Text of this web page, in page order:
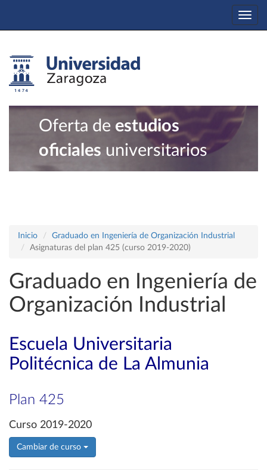
Oferta de estudios
oficiales universitarios
Inicio
Graduado en Ingeniería de Organización Industrial
Asignaturas del plan 425 (curso 2019-2020)
Graduado en Ingeniería de
Organización Industrial
Escuela Universitaria
Politécnica de La Almunia
Plan 425
Curso 2019-2020
Cambiar de curso